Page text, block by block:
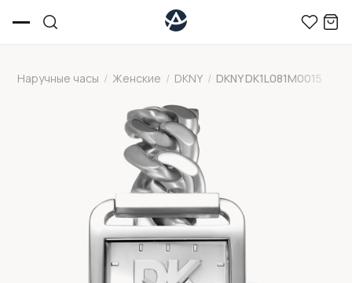
Наручные часы / Женские / DKNY / DKNY DK1L081M0015